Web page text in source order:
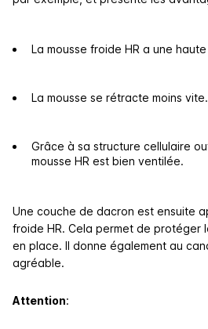
La mousse froide HR a une
La mousse se rétracte moins vite.
Grâce à sa structure cellulaire
mousse HR est bien ventilée.
Une couche de dacron est ensuite
froide HR. Cela permet de protéger
en place. Il donne également au
agréable.
Attention: